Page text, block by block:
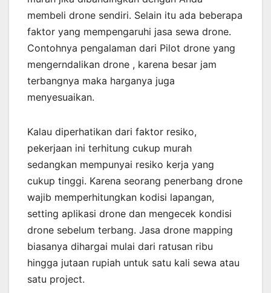
membeli drone sendiri. Selain itu ada beberapa
faktor yang mempengaruhi jasa sewa drone.
Contohnya pengalaman dari Pilot drone yang
mengerndalikan drone , karena besar jam
terbangnya maka harganya juga
menyesuaikan.
Kalau diperhatikan dari faktor resiko,
pekerjaan ini terhitung cukup murah
sedangkan mempunyai resiko kerja yang
cukup tinggi. Karena seorang penerbang drone
wajib memperhitungkan kodisi lapangan,
setting aplikasi drone dan mengecek kondisi
drone sebelum terbang. Jasa drone mapping
biasanya dihargai mulai dari ratusan ribu
hingga jutaan rupiah untuk satu kali sewa atau
satu project.